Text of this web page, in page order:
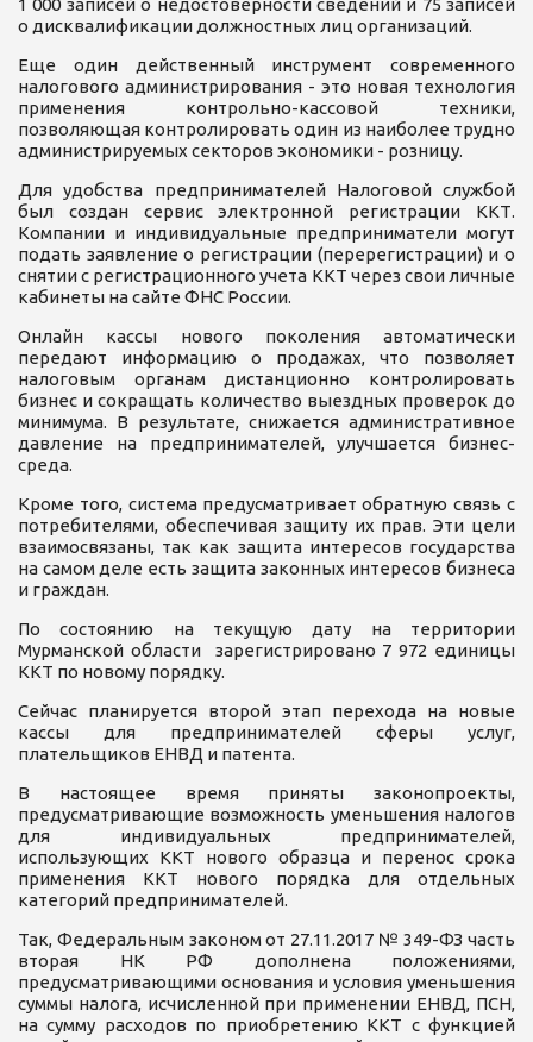
1 000 записей о недостоверности сведений и 75 записей
о дисквалификации должностных лиц организаций.
Еще один действенный инструмент современного
налогового администрирования - это новая технология
применения контрольно-кассовой техники,
позволяющая контролировать один из наиболее трудно
администрируемых секторов экономики - розницу.
Для удобства предпринимателей Налоговой службой
был создан сервис электронной регистрации ККТ.
Компании и индивидуальные предприниматели могут
подать заявление о регистрации (перерегистрации) и о
снятии с регистрационного учета ККТ через свои личные
кабинеты на сайте ФНС России.
Онлайн кассы нового поколения автоматически
передают информацию о продажах, что позволяет
налоговым органам дистанционно контролировать
бизнес и сокращать количество выездных проверок до
минимума. В результате, снижается административное
давление на предпринимателей, улучшается бизнес-
среда.
Кроме того, система предусматривает обратную связь с
потребителями, обеспечивая защиту их прав. Эти цели
взаимосвязаны, так как защита интересов государства
на самом деле есть защита законных интересов бизнеса
и граждан.
По состоянию на текущую дату на территории
Мурманской области зарегистрировано 7 972 единицы
ККТ по новому порядку.
Сейчас планируется второй этап перехода на новые
кассы для предпринимателей сферы услуг,
плательщиков ЕНВД и патента.
В настоящее время приняты законопроекты,
предусматривающие возможность уменьшения налогов
для индивидуальных предпринимателей,
использующих ККТ нового образца и перенос срока
применения ККТ нового порядка для отдельных
категорий предпринимателей.
Так, Федеральным законом от 27.11.2017 № 349-ФЗ часть
вторая НК РФ дополнена положениями,
предусматривающими основания и условия уменьшения
суммы налога, исчисленной при применении ЕНВД, ПСН,
на сумму расходов по приобретению ККТ с функцией